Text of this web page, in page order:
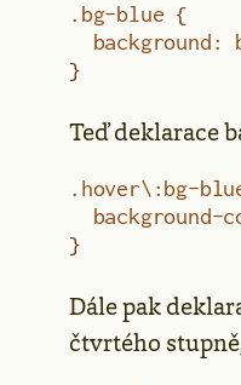
.bg-blue {
  background
:
}
Teď deklarace
.hover\:bg-
background-
}
Dále pak
čtvrtého